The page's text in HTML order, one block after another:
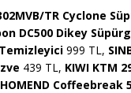
TR Cyclone
DC500 Dikey
Temizleyici 999 TL,
439 TL, KIWI KTM
HOMEND Coffeebreak